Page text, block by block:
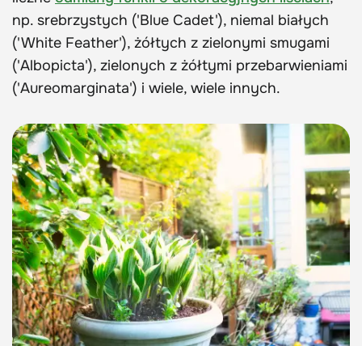
np. srebrzystych ('Blue Cadet'), niemal białych
('White Feather'), żółtych z zielonymi smugami
('Albopicta'), zielonych z żółtymi przebarwieniami
('Aureomarginata') i wiele, wiele innych.